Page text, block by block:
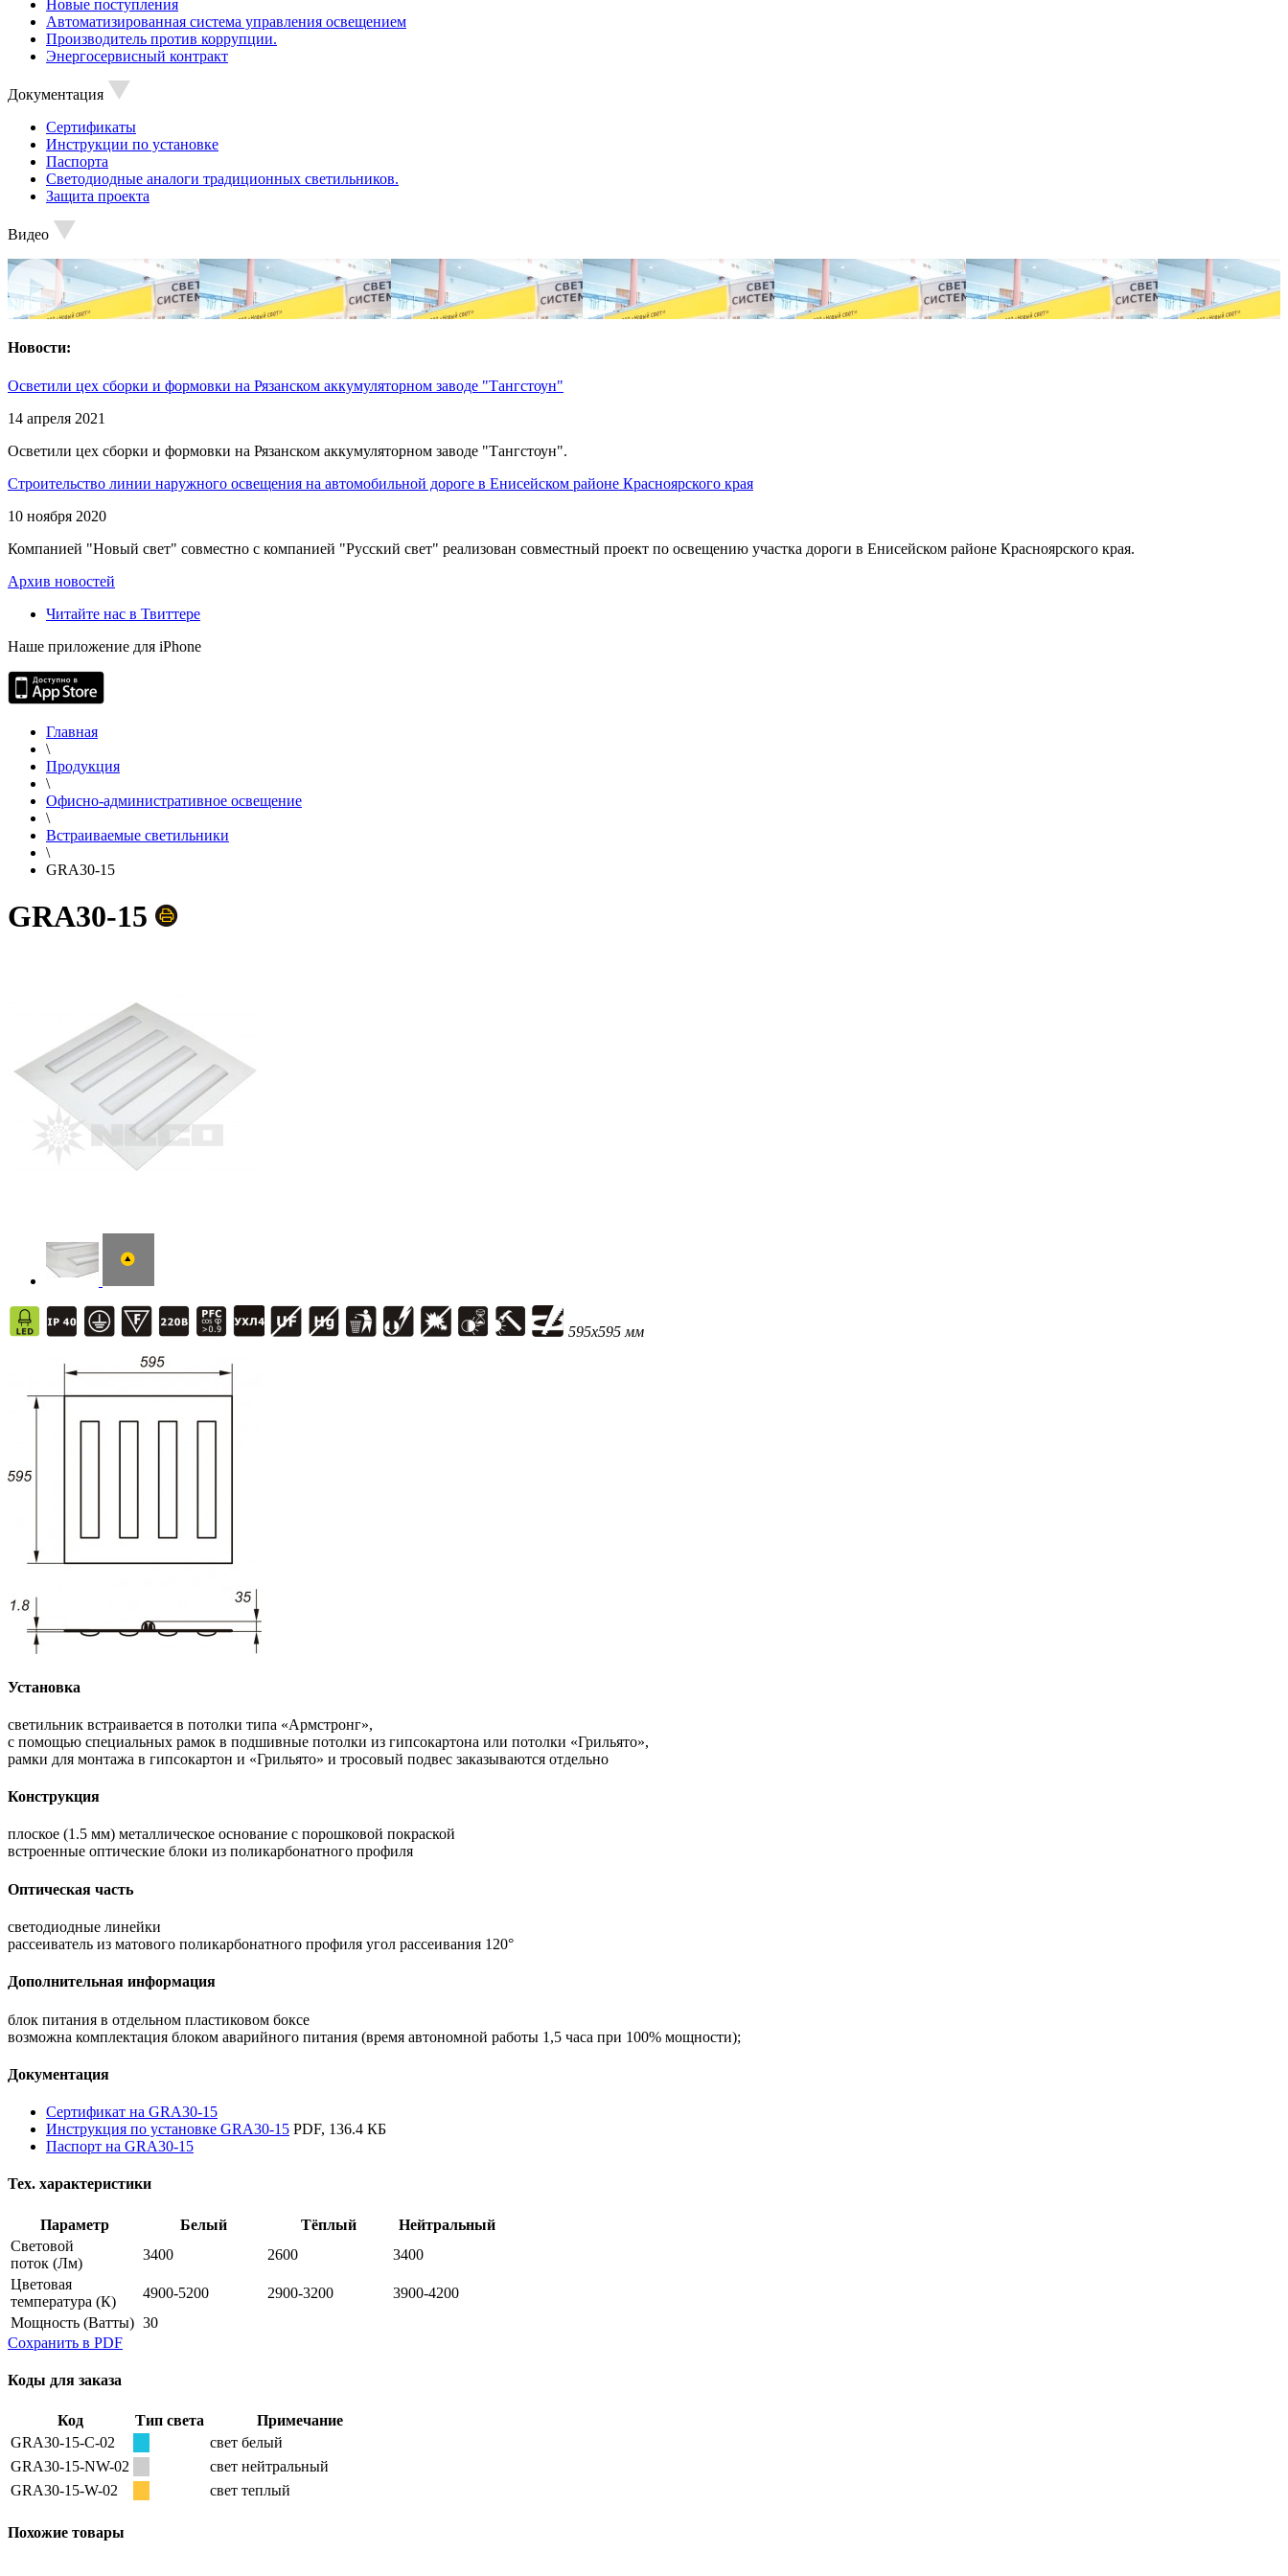
Новые поступления
Автоматизированная система управления освещением
Производитель против коррупции.
Энергосервисный контракт
Документация
Сертификаты
Инструкции по установке
Паспорта
Светодиодные аналоги традиционных светильников.
Защита проекта
Видео
Новости:
Осветили цех сборки и формовки на Рязанском аккумуляторном заводе "Тангстоун"
14 апреля 2021
Осветили цех сборки и формовки на Рязанском аккумуляторном заводе "Тангстоун".
Строительство линии наружного освещения на автомобильной дороге в Енисейском районе Красноярского края
10 ноября 2020
Компанией "Новый свет" совместно с компанией "Русский свет" реализован совместный проект по освещению участка дороги в Енисейском районе Красноярского края.
Архив новостей
Читайте нас в Твиттере
Наше приложение для iPhone
Главная
\
Продукция
\
Офисно-административное освещение
\
Встраиваемые светильники
\
GRA30-15
GRA30-15
595x595 мм
Установка
светильник встраивается в потолки типа «Армстронг»,
с помощью специальных рамок в подшивные потолки из гипсокартона или потолки «Грильято»,
рамки для монтажа в гипсокартон и «Грильято» и тросовый подвес заказываются отдельно
Конструкция
плоское (1.5 мм) металлическое основание с порошковой покраской
встроенные оптические блоки из поликарбонатного профиля
Оптическая часть
светодиодные линейки
рассеиватель из матового поликарбонатного профиля угол рассеивания 120°
Дополнительная информация
блок питания в отдельном пластиковом боксе
возможна комплектация блоком аварийного питания (время автономной работы 1,5 часа при 100% мощности);
Документация
Сертификат на GRA30-15
Инструкция по установке GRA30-15 PDF, 136.4 КБ
Паспорт на GRA30-15
Тех. характеристики
Параметр Белый Тёплый
Нейтральный
Световой
поток (Лм)
3400 2600
3400
Цветовая
температура (К)
4900-5200 2900-3200
3900-4200
Мощность (Ватты) 30
Сохранить в PDF
Коды для заказа
Код Тип света
Примечание
GRA30-15-C-02
свет белый
GRA30-15-NW-02
свет нейтральный
GRA30-15-W-02
свет теплый
Похожие товары